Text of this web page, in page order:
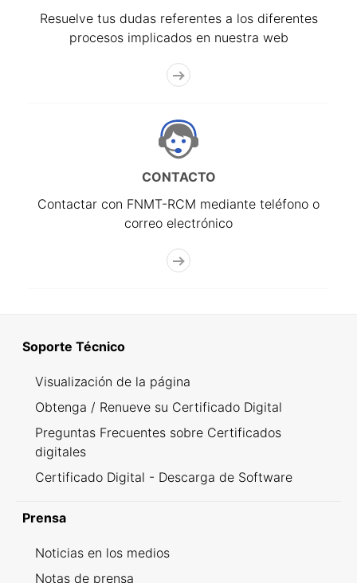
Resuelve tus dudas referentes a los diferentes
procesos implicados en nuestra web
CONTACTO
Contactar con FNMT-RCM mediante teléfono o
correo electrónico
Soporte Técnico
Visualización de la página
Obtenga / Renueve su Certificado Digital
Preguntas Frecuentes sobre Certificados
digitales
Certificado Digital - Descarga de Software
Prensa
Noticias en los medios
Notas de prensa